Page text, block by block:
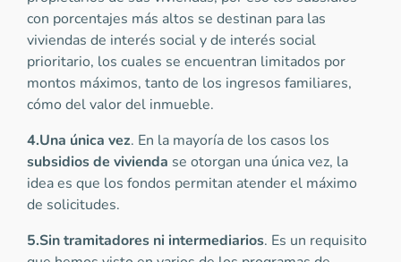
con porcentajes más altos se destinan para las
viviendas de interés social y de interés social
prioritario, los cuales se encuentran limitados por
montos máximos, tanto de los ingresos familiares,
cómo del valor del inmueble.
4.Una única vez. En la mayoría de los casos los
subsidios de vivienda se otorgan una única vez, la
idea es que los fondos permitan atender el máximo
de solicitudes.
5.Sin tramitadores ni intermediarios. Es un requisito